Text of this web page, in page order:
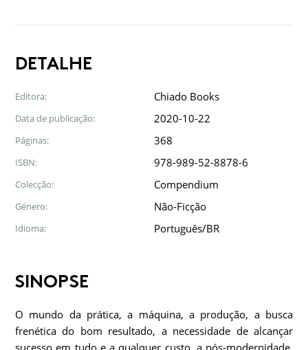
DETALHE
Editora: Chiado Books
Data de publicação: 2020-10-22
Páginas: 368
ISBN: 978-989-52-8878-6
Colecção: Compendium
Género: Não-Ficção
Idioma: Português/BR
SINOPSE
O mundo da prática, a máquina, a produção, a busca
frenética do bom resultado, a necessidade de alcançar